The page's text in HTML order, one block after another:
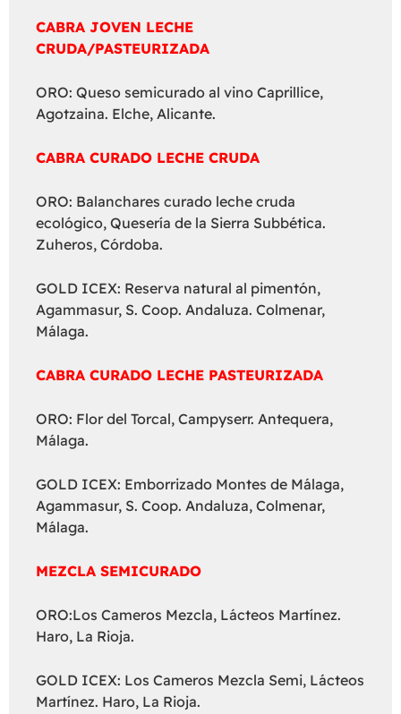
CABRA JOVEN LECHE
CRUDA/PASTEURIZADA
ORO: Queso semicurado al vino Caprillice,
Agotzaina. Elche, Alicante.
CABRA CURADO LECHE CRUDA
ORO: Balanchares curado leche cruda
ecológico, Quesería de la Sierra Subbética.
Zuheros, Córdoba.
GOLD ICEX: Reserva natural al pimentón,
Agammasur, S. Coop. Andaluza. Colmenar,
Málaga.
CABRA CURADO LECHE PASTEURIZADA
ORO: Flor del Torcal, Campyserr. Antequera,
Málaga.
GOLD ICEX: Emborrizado Montes de Málaga,
Agammasur, S. Coop. Andaluza, Colmenar,
Málaga.
MEZCLA SEMICURADO
ORO:Los Cameros Mezcla, Lácteos Martínez.
Haro, La Rioja.
GOLD ICEX: Los Cameros Mezcla Semi, Lácteos
Martínez. Haro, La Rioja.